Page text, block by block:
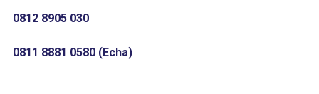
0812 8905 030
0811 8881 0580 (Echa)